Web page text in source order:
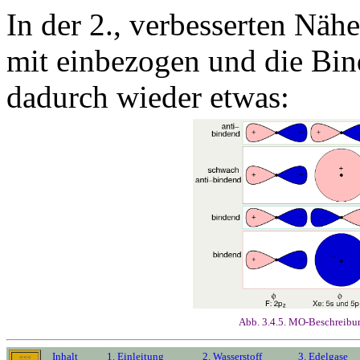
In der 2., verbesserten
mit einbezogen und die
dadurch wieder etwas:
Abb. 3.4.5. MO-
<<< Inhalt 1. Einleitung 2. Wasserstoff
3. Edelgase